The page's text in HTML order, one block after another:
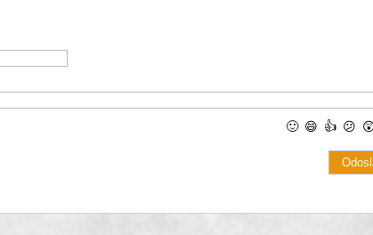
🙂 😄 👍 😕